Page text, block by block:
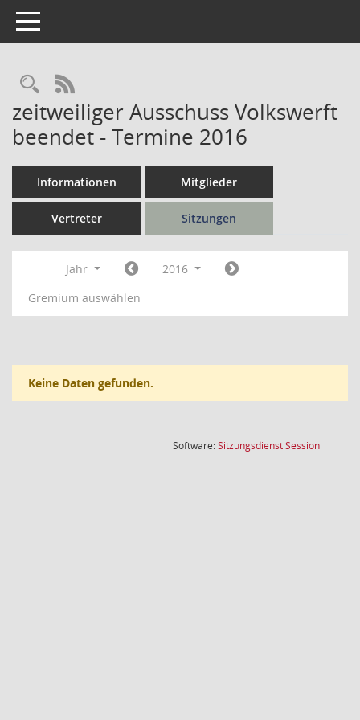
Toggle navigation
Rechercheauswahl
RSS-Feed
zeitweiliger Ausschuss Volkswerft
beendet - Termine 2016
Informationen Mitglieder
Vertreter Sitzungen
Jahr
2016
Gremium auswählen
Keine Daten gefunden.
Software:SitzungsdienstSession(Wird in